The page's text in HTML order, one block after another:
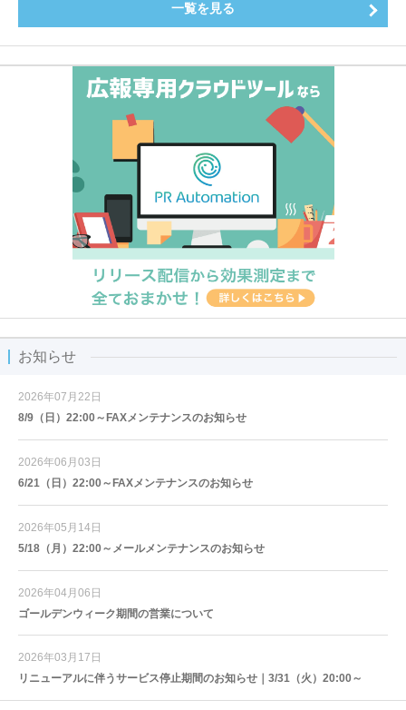
一覧を見る
お知らせ
2026年07月22日
8/9（日）22:00～FAXメンテナンスのお知らせ
2026年06月03日
6/21（日）22:00～FAXメンテナンスのお知らせ
2026年05月14日
5/18（月）22:00～メールメンテナンスのお知らせ
2026年04月06日
ゴールデンウィーク期間の営業について
2026年03月17日
リニューアルに伴うサービス停止期間のお知らせ｜3/31（火）20:00～